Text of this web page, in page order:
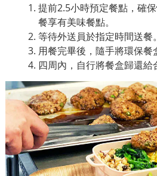
提前2.5小時預定餐點，確
餐享有美味餐點。
等待外送員於指定時間送餐
用餐完畢後，隨手將環保餐
四周內，自行將餐盒歸還給